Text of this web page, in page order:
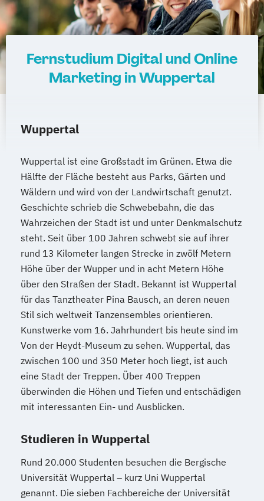
Fernstudium Digital und Online
Marketing in Wuppertal
Wuppertal
Wuppertal ist eine Großstadt im Grünen. Etwa die
Hälfte der Fläche besteht aus Parks, Gärten und
Wäldern und wird von der Landwirtschaft genutzt.
Geschichte schrieb die Schwebebahn, die das
Wahrzeichen der Stadt ist und unter Denkmalschutz
steht. Seit über 100 Jahren schwebt sie auf ihrer
rund 13 Kilometer langen Strecke in zwölf Metern
Höhe über der Wupper und in acht Metern Höhe
über den Straßen der Stadt. Bekannt ist Wuppertal
für das Tanztheater Pina Bausch, an deren neuen
Stil sich weltweit Tanzensembles orientieren.
Kunstwerke vom 16. Jahrhundert bis heute sind im
Von der Heydt-Museum zu sehen. Wuppertal, das
zwischen 100 und 350 Meter hoch liegt, ist auch
eine Stadt der Treppen. Über 400 Treppen
überwinden die Höhen und Tiefen und entschädigen
mit interessanten Ein- und Ausblicken.
Studieren in Wuppertal
Rund 20.000 Studenten besuchen die Bergische
Universität Wuppertal – kurz Uni Wuppertal
genannt. Die sieben Fachbereiche der Universität